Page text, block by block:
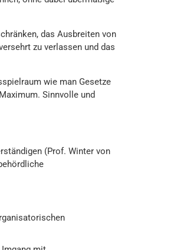
das Ausbreiten von
zu verlassen und das
wie man Gesetze
Sinnvolle und
(Prof. Winter von